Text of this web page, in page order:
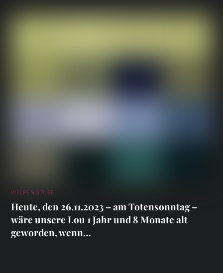
WELPEN STUBE
Heute, den 26.11.2023 – am Totensonntag –
wäre unsere Lou 1 Jahr und 8 Monate alt
geworden, wenn…